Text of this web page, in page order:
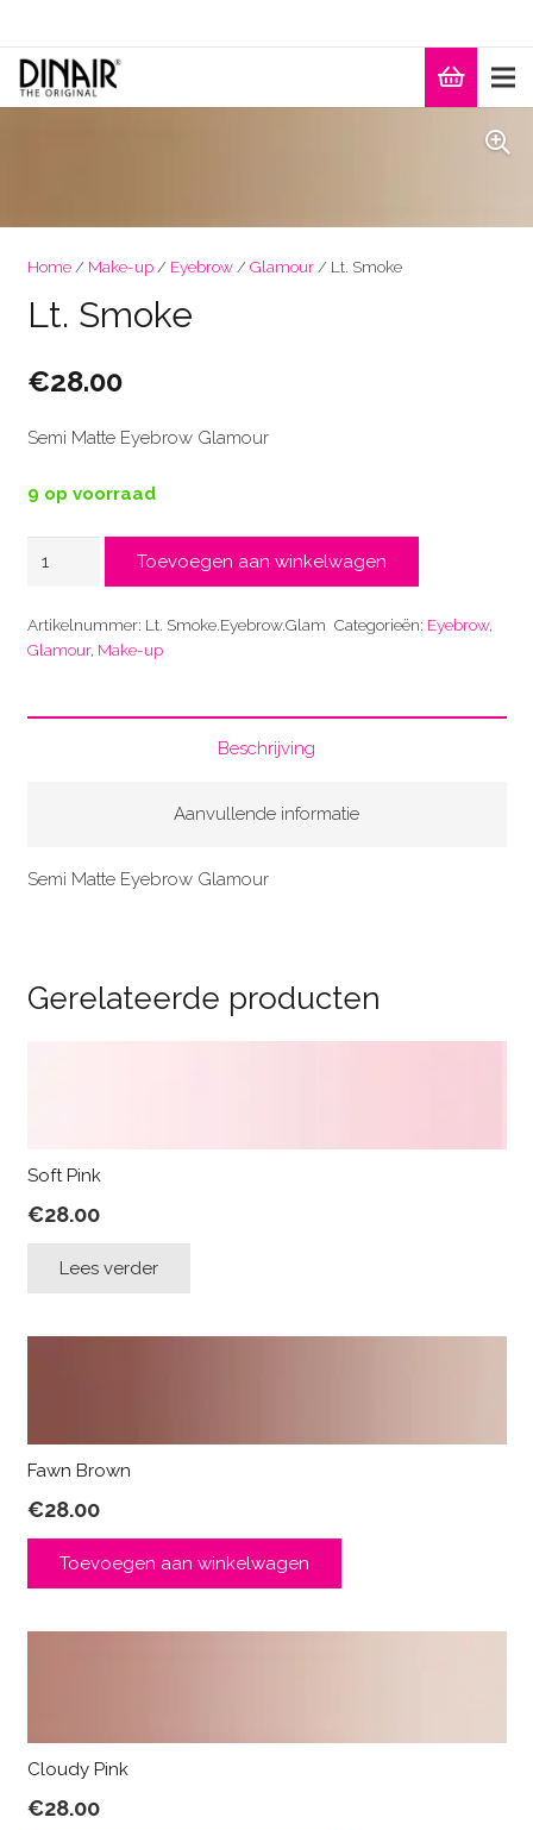
Home/ Make-up/ Eyebrow/Glamour/ Lt. Smoke
Lt. Smoke
€28.00
Semi Matte Eyebrow Glamour
9 op voorraad
Toevoegen aan winkelwagen
Artikelnummer: Lt. Smoke.Eyebrow.Glam Categorieën: Eyebrow,
Glamour, Make-up
Beschrijving
Aanvullende informatie
Semi Matte Eyebrow Glamour
Gerelateerde producten
Soft Pink
€28.00
Lees verder
Fawn Brown
€28.00
Toevoegen aan winkelwagen
Cloudy Pink
€28.00